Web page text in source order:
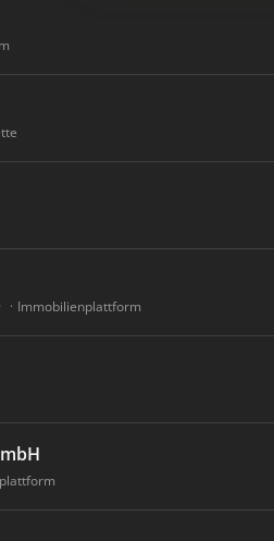
Immobilienplattform